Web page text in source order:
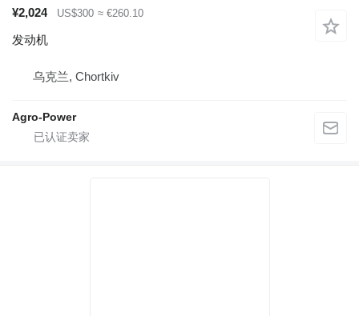
¥2,024 US$300 ≈ €260.10
发动机
乌克兰, Chortkiv
Agro-Power